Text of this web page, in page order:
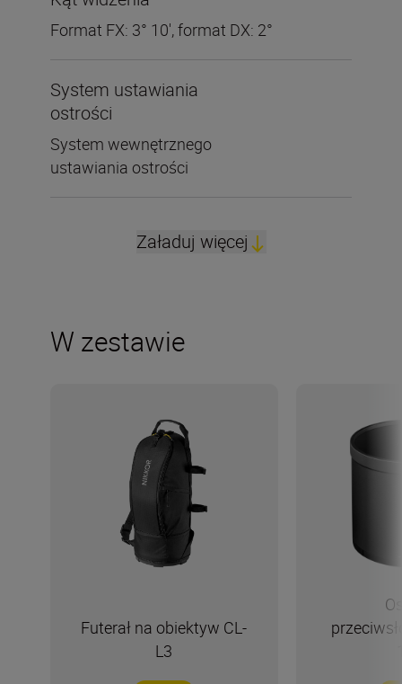
Format FX: 3° 10', format DX: 2°
System ustawiania
ostrości
System wewnętrznego
ustawiania ostrości
Załaduj więcej
W zestawie
Futerał na obiektyw CL-
L3